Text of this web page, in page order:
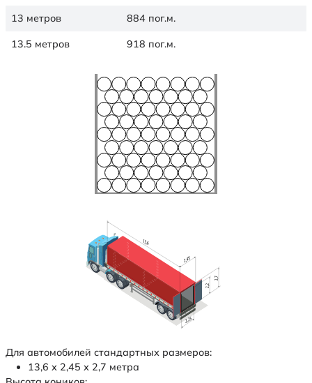
13 метров 884 пог.м.
13.5 метров 918 пог.м.
Для автомобилей стандартных размеров:
13,6 х 2,45 х 2,7 метра